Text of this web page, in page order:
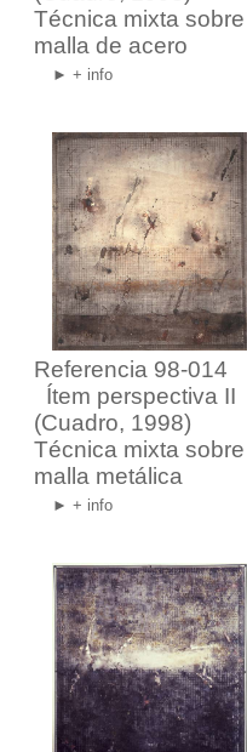
Técnica mixta sobre
malla de acero
► + info
Referencia 98-014
Ítem perspectiva II
(Cuadro, 1998)
Técnica mixta sobre
malla metálica
► + info